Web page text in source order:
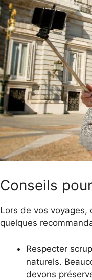
Conseils
Lors de vos
quelques
Respecter
naturels.
devons